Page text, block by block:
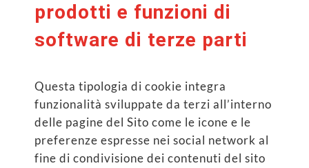
prodotti e funzioni di
software di terze parti
Questa tipologia di cookie integra
funzionalità sviluppate da terzi all’interno
delle pagine del Sito come le icone e le
preferenze espresse nei social network al
fine di condivisione dei contenuti del sito